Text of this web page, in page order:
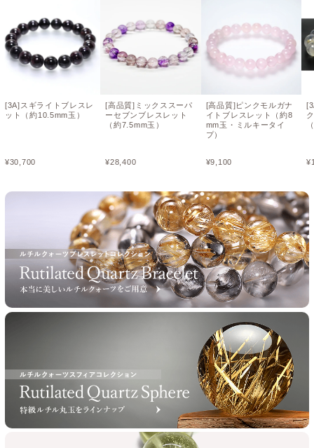
[3A]スギライトブレスレ
ット（約10.5mm玉）
¥30,700
[高品質]ミックススーパ
ーセブンブレスレット
（約7.5mm玉）
¥28,400
[高品質]ピンクモルガナ
イトブレスレット（約8
mm玉・ミルキータイ
プ）
¥9,100 ¥